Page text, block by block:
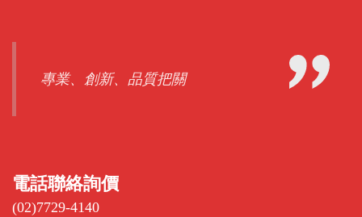
專業、創新、品質把關
電話聯絡詢價
(02)7729-4140